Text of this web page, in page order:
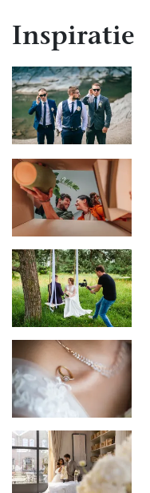
Inspiratie